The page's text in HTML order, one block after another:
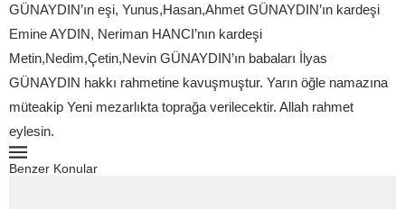
GÜNAYDIN’ın eşi, Yunus,Hasan,Ahmet GÜNAYDIN’ın kardeşi
Emine AYDIN, Neriman HANCI’nın kardeşi
Metin,Nedim,Çetin,Nevin GÜNAYDIN’ın babaları İlyas
GÜNAYDIN hakkı rahmetine kavuşmuştur. Yarın öğle namazına
müteakip Yeni mezarlıkta toprağa verilecektir. Allah rahmet
eylesin.
Benzer Konular